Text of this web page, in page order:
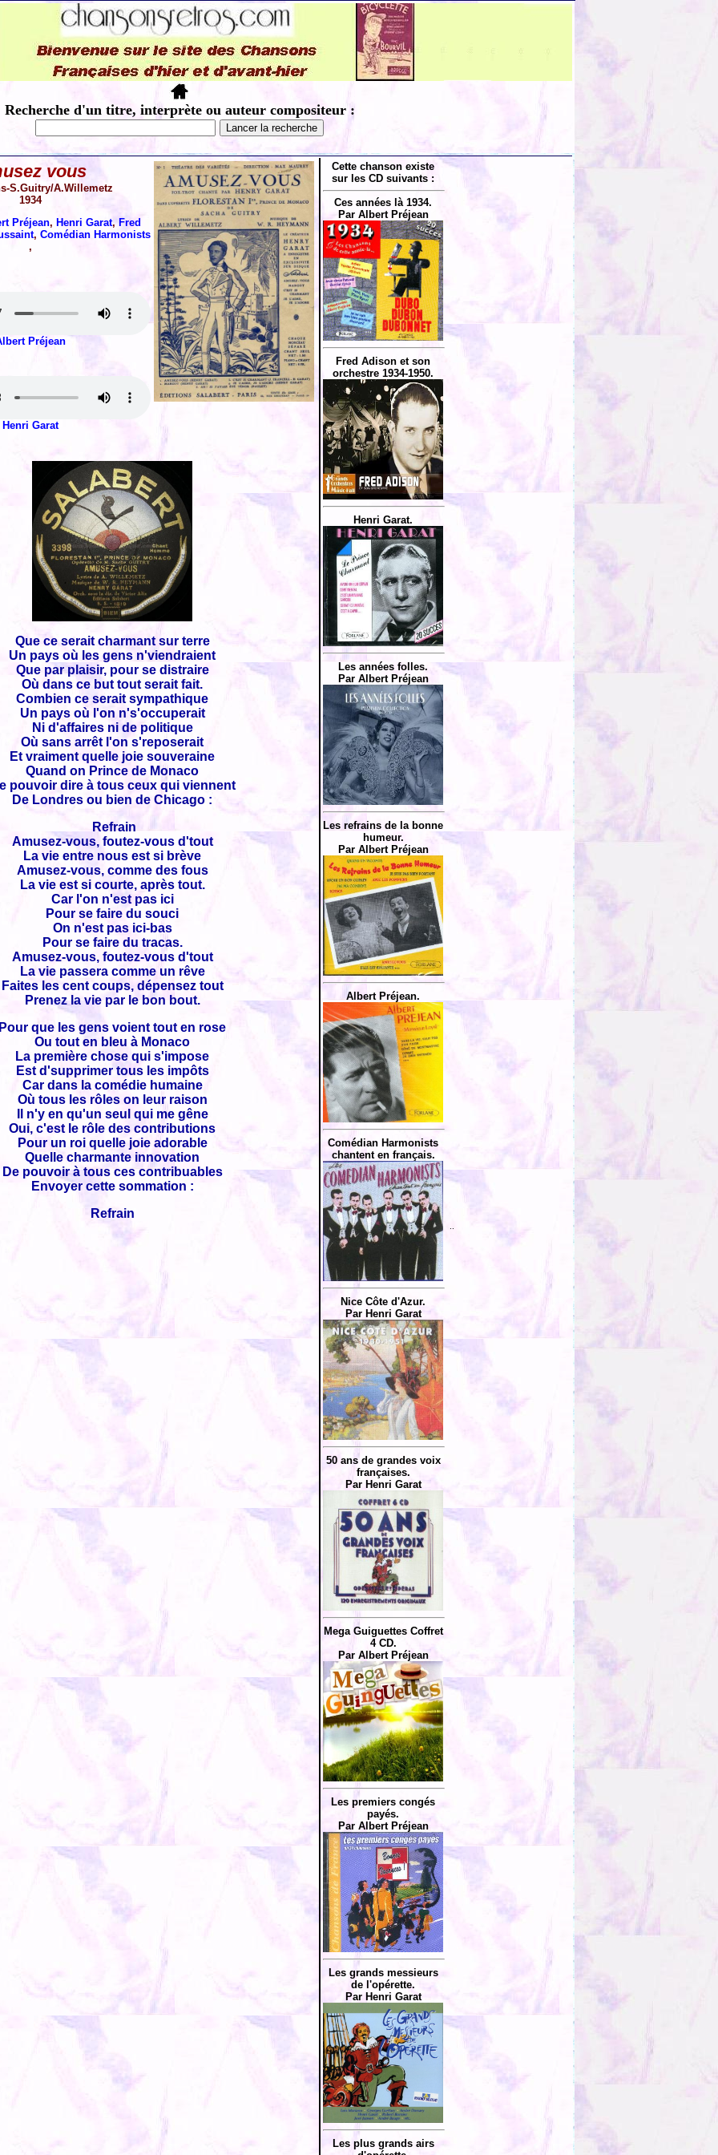
Recherche d'un titre, interprète ou auteur compositeur :
vous
S.Guitry/A.Willemetz
1934
Préjean, Henri Garat, Fred
, Comédian Harmonists
,
Préjean
Henri Garat
Que ce serait charmant sur terre
Un pays où les gens n'viendraient
Que par plaisir, pour se distraire
Où dans ce but tout serait fait.
Combien ce serait sympathique
Un pays où l'on n's'occuperait
Ni d'affaires ni de politique
Où sans arrêt l'on s'reposerait
Et vraiment quelle joie souveraine
Quand on Prince de Monaco
pouvoir dire à tous ceux qui viennent
De Londres ou bien de Chicago :
Refrain
Amusez-vous, foutez-vous d'tout
La vie entre nous est si brève
Amusez-vous, comme des fous
La vie est si courte, après tout.
Car l'on n'est pas ici
Pour se faire du souci
On n'est pas ici-bas
Pour se faire du tracas.
Amusez-vous, foutez-vous d'tout
La vie passera comme un rêve
Faites les cent coups, dépensez tout
Prenez la vie par le bon bout.
que les gens voient tout en rose
Ou tout en bleu à Monaco
La première chose qui s'impose
Est d'supprimer tous les impôts
Car dans la comédie humaine
Où tous les rôles on leur raison
Il n'y en qu'un seul qui me gêne
Oui, c'est le rôle des contributions
Pour un roi quelle joie adorable
Quelle charmante innovation
De pouvoir à tous ces contribuables
Envoyer cette sommation :
Refrain
Cette chanson existe
sur les CD suivants :
Ces années là 1934.
Par Albert Préjean
Fred Adison et son
orchestre 1934-1950.
Henri Garat.
Les années folles.
Par Albert Préjean
Les refrains de la bonne
humeur.
Par Albert Préjean
Albert Préjean.
Comédian Harmonists
chantent en français.
Nice Côte d'Azur.
Par Henri Garat
50 ans de grandes voix
françaises.
Par Henri Garat
Mega Guiguettes Coffret
4 CD.
Par Albert Préjean
Les premiers congés
payés.
Par Albert Préjean
Les grands messieurs
de l'opérette.
Par Henri Garat
Les plus grands airs